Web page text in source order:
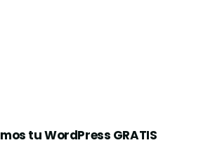
tu WordPress GRATIS